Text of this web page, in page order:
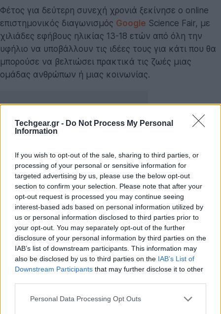
Techgear.gr - Do Not Process My Personal
Information
If you wish to opt-out of the sale, sharing to third parties, or
processing of your personal or sensitive information for
targeted advertising by us, please use the below opt-out
section to confirm your selection. Please note that after your
opt-out request is processed you may continue seeing
interest-based ads based on personal information utilized by
us or personal information disclosed to third parties prior to
your opt-out. You may separately opt-out of the further
disclosure of your personal information by third parties on the
IAB’s list of downstream participants. This information may
also be disclosed by us to third parties on the IAB’s List of
Downstream Participants that may further disclose it to other
Please note that this website/app uses one or more Google
Personal Data Processing Opt Outs
Φέτος για δεύτερη συνεχή χρονιά ξεκίνησε ο online
επιστημονικός διαγωνισμός Google Science Fair, με
χιλιάδες εφήβους ηλικίας 13-18 ετών από όλη την
υφήλιο να υποβάλλουν τις ιδέες τους για κάτι που θα
μπορούσε να βελτιώσει πρακτικά τις ζωές μιας
ομάδας ανθρώπων ή μιας κοινωνίας.
Στην περσινή διοργάνωση καταγράφηκαν
περισσότερες από 7.500 συμμετοχές από 90
διαφορετικές χώρες, ενώ ο φετινός διαγωνισμός
αναμένεται να έχει ακόμα μεγαλύτερη απήχηση,
αφού η Google ανακοίνωσε ότι θα γίνονται δεκτά όχι
μόνο τα άγγλικα αλλά 13 διαφορετικές γλώσσες.